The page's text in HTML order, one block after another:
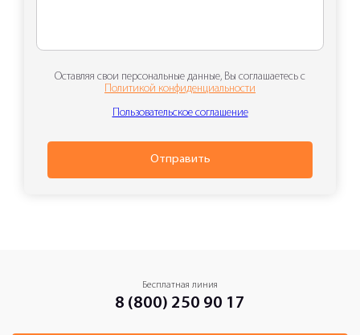
Оставляя свои персональные данные, Вы соглашаетесь с
Политикой конфиденциальности
Пользовательское соглашение
Отправить
Бесплатная линия
8 (800) 250 90 17